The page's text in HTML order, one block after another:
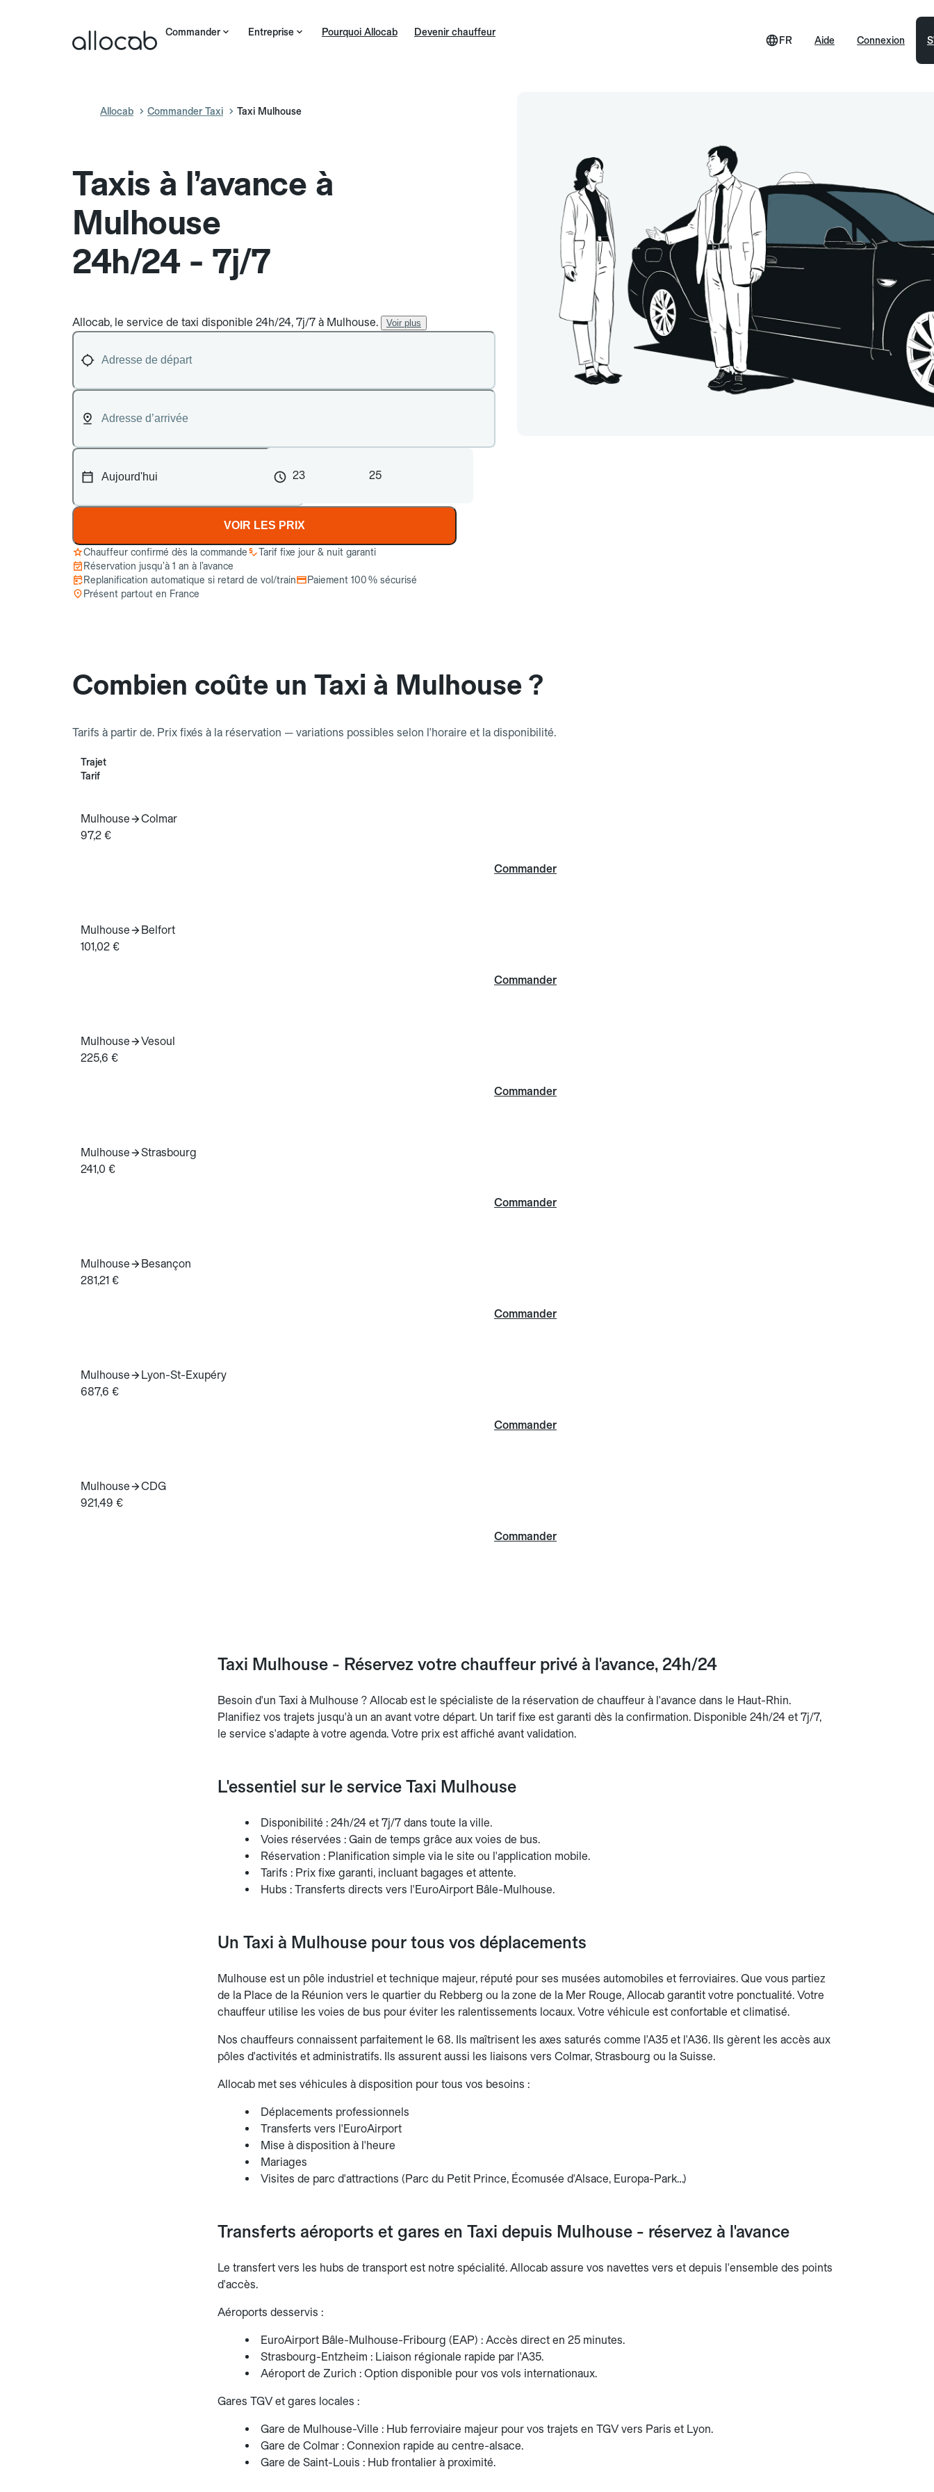
Commander Entreprise Pourquoi Allocab Devenir chauffeur
Aide
FR Connexion
Allocab Commander Taxi Taxi Mulhouse
Taxis à l’avance à
Mulhouse
24h/24 - 7j/7
Allocab, le service de taxi disponible 24h/24, 7j/7 à Mulhouse. Voir plus
23 25
VOIR LES PRIX
Chauffeur confirmé dès la commande
Tarif fixe jour & nuit garanti
Réservation jusqu’à 1 an à l’avance
Replanification automatique si retard de vol/train
Paiement 100 % sécurisé
Présent partout en France
Combien coûte un Taxi à Mulhouse ?
Tarifs à partir de. Prix fixés à la réservation — variations possibles selon l'horaire et la disponibilité.
Trajet
Tarif
Mulhouse
Colmar
97,2 €
Commander
Mulhouse
Belfort
101,02 €
Commander
Mulhouse
Vesoul
225,6 €
Commander
Mulhouse
Strasbourg
241,0 €
Commander
Mulhouse
Besançon
281,21 €
Commander
Mulhouse
Lyon-St-Exupéry
687,6 €
Commander
Mulhouse
CDG
921,49 €
Commander
Taxi Mulhouse - Réservez votre chauffeur privé à l'avance, 24h/24
Besoin d'un Taxi à Mulhouse ? Allocab est le spécialiste de la réservation de chauffeur à l'avance dans le Haut-Rhin.
Planifiez vos trajets jusqu'à un an avant votre départ. Un tarif fixe est garanti dès la confirmation. Disponible 24h/24 et 7j/7,
le service s'adapte à votre agenda. Votre prix est affiché avant validation.
L'essentiel sur le service Taxi Mulhouse
Disponibilité : 24h/24 et 7j/7 dans toute la ville.
Voies réservées : Gain de temps grâce aux voies de bus.
Réservation : Planification simple via le site ou l'application mobile.
Tarifs : Prix fixe garanti, incluant bagages et attente.
Hubs : Transferts directs vers l'EuroAirport Bâle-Mulhouse.
Un Taxi à Mulhouse pour tous vos déplacements
Mulhouse est un pôle industriel et technique majeur, réputé pour ses musées automobiles et ferroviaires. Que vous partiez
de la Place de la Réunion vers le quartier du Rebberg ou la zone de la Mer Rouge, Allocab garantit votre ponctualité. Votre
chauffeur utilise les voies de bus pour éviter les ralentissements locaux. Votre véhicule est confortable et climatisé.
Nos chauffeurs connaissent parfaitement le 68. Ils maîtrisent les axes saturés comme l'A35 et l'A36. Ils gèrent les accès aux
pôles d'activités et administratifs. Ils assurent aussi les liaisons vers Colmar, Strasbourg ou la Suisse.
Allocab met ses véhicules à disposition pour tous vos besoins :
Déplacements professionnels
Transferts vers l'EuroAirport
Mise à disposition à l'heure
Mariages
Visites de parc d'attractions (Parc du Petit Prince, Écomusée d'Alsace, Europa-Park…)
Transferts aéroports et gares en Taxi depuis Mulhouse - réservez à l'avance
Le transfert vers les hubs de transport est notre spécialité. Allocab assure vos navettes vers et depuis l'ensemble des points
d'accès.
Aéroports desservis :
EuroAirport Bâle-Mulhouse-Fribourg (EAP) : Accès direct en 25 minutes.
Strasbourg-Entzheim : Liaison régionale rapide par l'A35.
Aéroport de Zurich : Option disponible pour vos vols internationaux.
Gares TGV et gares locales :
Gare de Mulhouse-Ville : Hub ferroviaire majeur pour vos trajets en TGV vers Paris et Lyon.
Gare de Colmar : Connexion rapide au centre-alsace.
Gare de Saint-Louis : Hub frontalier à proximité.